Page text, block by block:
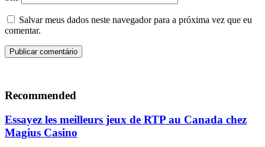
Salvar meus dados neste navegador para a próxima vez que eu
comentar.
Recommended
Essayez les meilleurs jeux de RTP au Canada chez
Magius Casino